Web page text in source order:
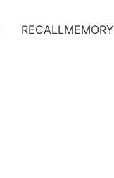
RECALLMEMORY